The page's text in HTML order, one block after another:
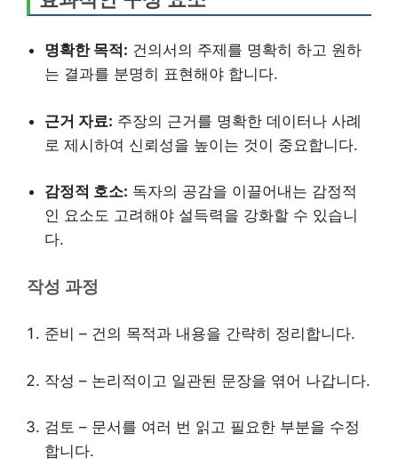
명확한 목적: 건의서의 주제를 명확히 하고 원하
는 결과를 분명히 표현해야 합니다.
근거 자료: 주장의 근거를 명확한 데이터나 사례
로 제시하여 신뢰성을 높이는 것이 중요합니다.
감정적 호소: 독자의 공감을 이끌어내는 감정적
인 요소도 고려해야 설득력을 강화할 수 있습니
다.
작성 과정
준비 – 건의 목적과 내용을 간략히 정리합니다.
작성 – 논리적이고 일관된 문장을 엮어 나갑니다.
검토 – 문서를 여러 번 읽고 필요한 부분을 수정
합니다.